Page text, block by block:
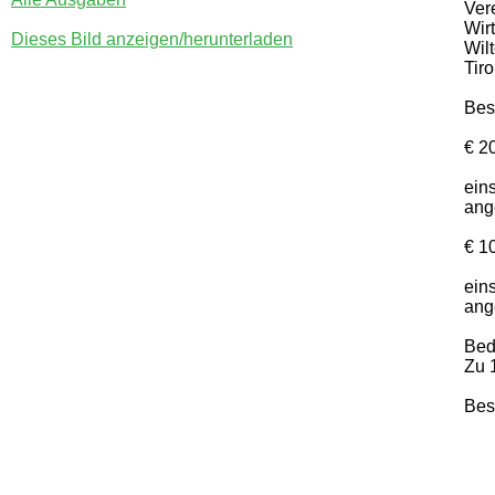
Dieses Bild anzeigen/herunterladen
€
€
Zu